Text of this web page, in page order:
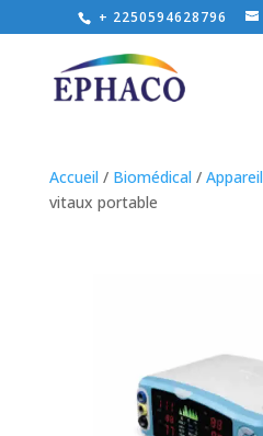
+ 2250594628796
Accueil / Biomédical / Appareil
vitaux portable